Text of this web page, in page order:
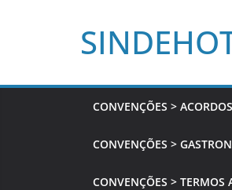
CONVENÇÕES > ACORDOS
CONVENÇÕES >
CONVENÇÕES > TERMOS